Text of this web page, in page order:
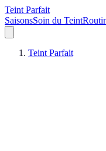
Teint Parfait
SaisonsSoin du Teint
Teint Parfait